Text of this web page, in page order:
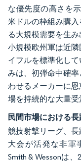
な優先度の高さを
米ドルの枠組み購
る大規模需要を生
小規模欧州軍は近
イフルを標準化し
みは、初弾命中確
わせるメーカーに
場を持続的な大量受
民間市場における
競技射撃リーグ、
大会が活発な非軍
Smith & Wessonは